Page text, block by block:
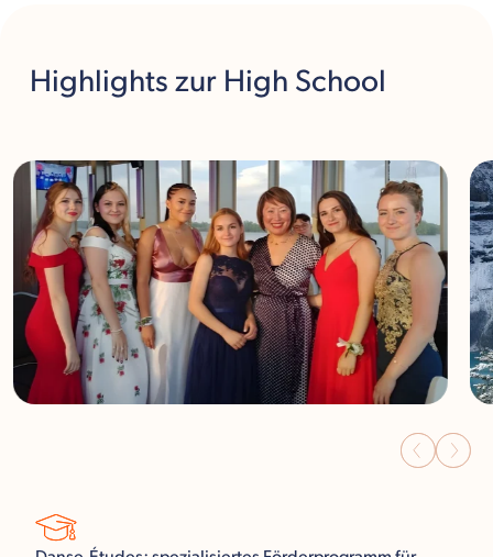
Highlights zur High School